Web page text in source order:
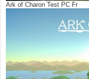
Ark of Charon Test PC Fr